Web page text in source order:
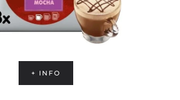
+ INFO